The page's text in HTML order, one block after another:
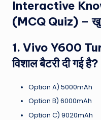
Interactive
(MCQ Quiz) –
1. Vivo Y600
विशाल बैटरी दी गई है?
Option A) 5000mAh
Option B) 6000mAh
Option C) 9020mAh